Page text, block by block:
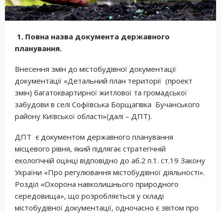
1. Повна назва документа державного
планування.
Внесення змін до містобудівної документації
документації «Детальний план території (проект
змін) багатоквартирної житлової та громадської
забудови в селі Софіївська Борщагівка Бучанського
району Київської області»(далі – ДПТ).
ДПТ є документом державного планування
місцевого рівня, який підлягає стратегічній
екологічній оцінці відповідно до аб.2 п.1. ст.19 Закону
України «Про регулювання містобудівної діяльності».
Розділ «Охорона навколишнього природного
середовища», що розробляється у складі
містобудівної документації, одночасно є звітом про